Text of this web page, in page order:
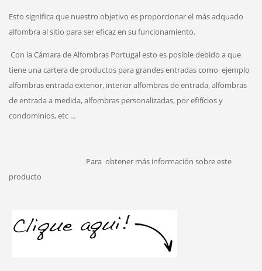
Esto significa que nuestro objetivo es proporcionar el más adquado
alfombra al sitio para ser eficaz en su funcionamiento.
Con la Cámara de Alfombras Portugal esto es posible debido a que
tiene una cartera de productos para grandes entradas como ejemplo
alfombras entrada exterior, interior alfombras de entrada, alfombras
de entrada a medida, alfombras personalizadas, por efifícios y
condominios, etc ...
Para obtener más información sobre este
producto